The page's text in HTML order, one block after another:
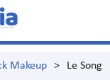
Makeup > Le Song